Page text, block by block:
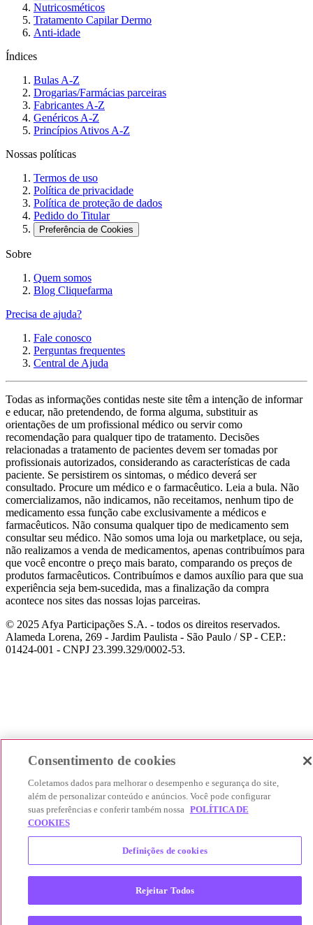
Nutricosméticos
Tratamento Capilar Dermo
Anti-idade
Índices
Bulas A-Z
Drogarias/Farmácias parceiras
Fabricantes A-Z
Genéricos A-Z
Princípios Ativos A-Z
Nossas políticas
Termos de uso
Política de privacidade
Política de proteção de dados
Pedido do Titular
Preferência de Cookies
Sobre
Quem somos
Blog Cliquefarma
Precisa de ajuda?
Fale conosco
Perguntas frequentes
Central de Ajuda
Todas as informações contidas neste site têm a intenção de informar
e educar, não pretendendo, de forma alguma, substituir as
orientações de um profissional médico ou servir como
recomendação para qualquer tipo de tratamento. Decisões
relacionadas a tratamento de pacientes devem ser tomadas por
profissionais autorizados, considerando as características de cada
paciente. Se persistirem os sintomas, o médico deverá ser
consultado. Procure um médico e o farmacêutico. Leia a bula. Não
comercializamos, não indicamos, não receitamos, nenhum tipo de
medicamento essa função cabe exclusivamente a médicos e
farmacêuticos. Não consuma qualquer tipo de medicamento sem
consultar seu médico. Não somos uma loja ou marketplace, ou seja,
não realizamos a venda de medicamentos, apenas contribuímos para
que você encontre o preço mais barato, comparando os preços de
produtos farmacêuticos. Contribuímos e damos auxílio para que sua
experiência seja bem-sucedida, mas a finalização da compra
acontece nos sites das nossas lojas parceiras.
© 2025 Afya Participações S.A. - todos os direitos reservados.
Alameda Lorena, 269 - Jardim Paulista - São Paulo / SP - CEP.:
01424-001 - CNPJ 23.399.329/0002-53.
Consentimento de cookies
Coletamos dados para melhorar o desempenho e segurança do site,
além de personalizar conteúdo e anúncios. Você pode configurar
suas preferências e conferir também nossa POLÍTICA DE
COOKIES
Definições de cookies
Rejeitar Todos